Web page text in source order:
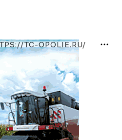
TC-OPOLIE.RU/